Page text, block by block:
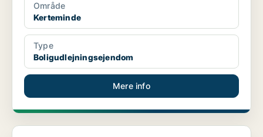
Område
Kerteminde
Type
Boligudlejningsejendom
Mere info
Boligudlejningsejendom i Svendborg